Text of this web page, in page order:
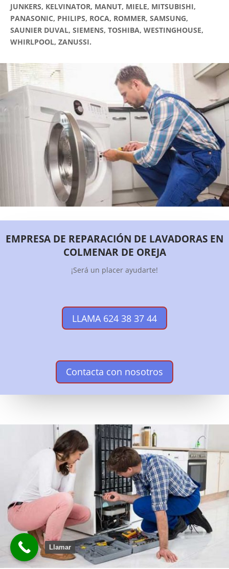
JUNKERS, KELVINATOR, MANUT, MIELE, MITSUBISHI,
PANASONIC, PHILIPS, ROCA, ROMMER, SAMSUNG,
SAUNIER DUVAL, SIEMENS, TOSHIBA, WESTINGHOUSE,
WHIRLPOOL, ZANUSSI.
EMPRESA DE REPARACIÓN DE LAVADORAS EN
COLMENAR DE OREJA
¡Será un placer ayudarte!
LLAMA 624 38 37 44
Contacta con nosotros
Llamar